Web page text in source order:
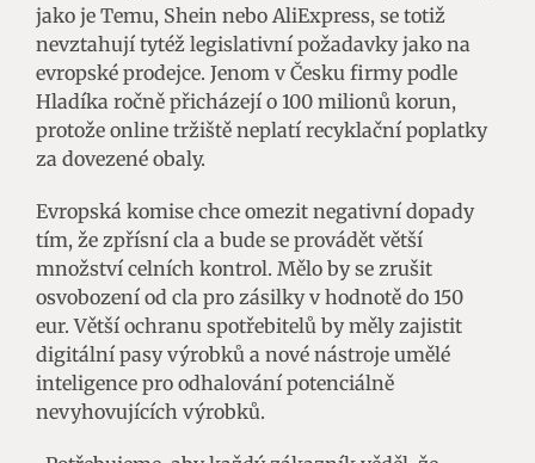
jako je Temu, Shein nebo AliExpress, se totiž
nevztahují tytéž legislativní požadavky jako na
evropské prodejce. Jenom v Česku firmy podle
Hladíka ročně přicházejí o 100 milionů korun,
protože online tržiště neplatí recyklační poplatky
za dovezené obaly.
Evropská komise chce omezit negativní dopady
tím, že zpřísní cla a bude se provádět větší
množství celních kontrol. Mělo by se zrušit
osvobození od cla pro zásilky v hodnotě do 150
eur. Větší ochranu spotřebitelů by měly zajistit
digitální pasy výrobků a nové nástroje umělé
inteligence pro odhalování potenciálně
nevyhovujících výrobků.